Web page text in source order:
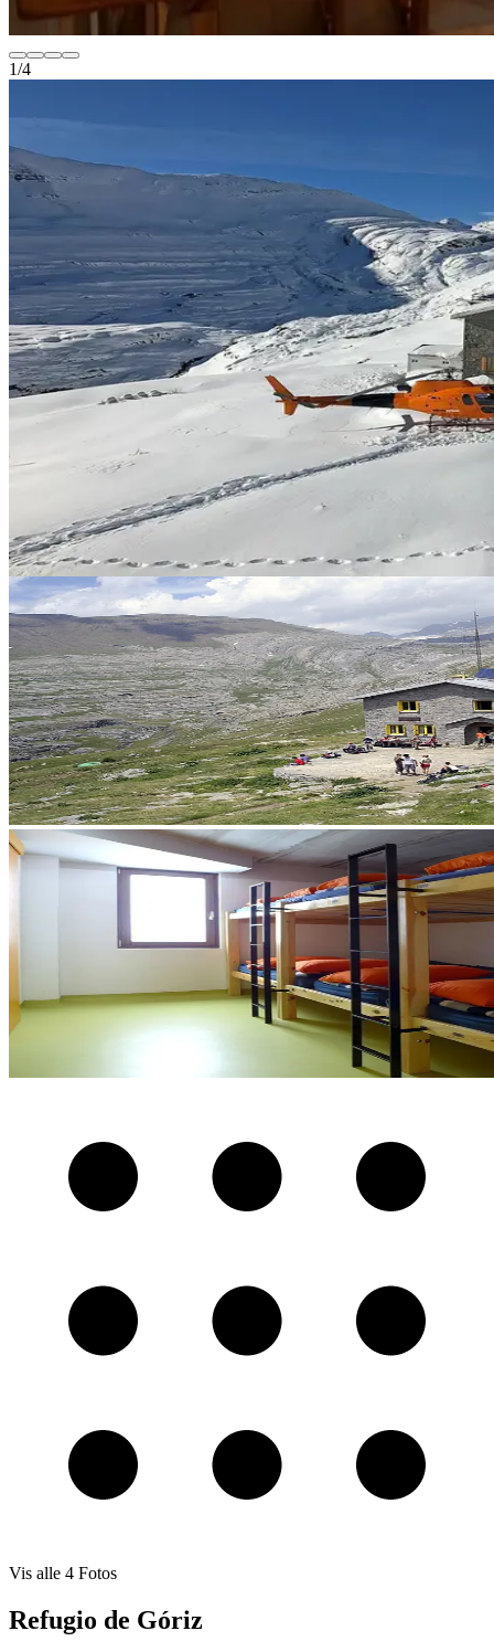
1/4
Vis alle 4 Fotos
Refugio de Góriz